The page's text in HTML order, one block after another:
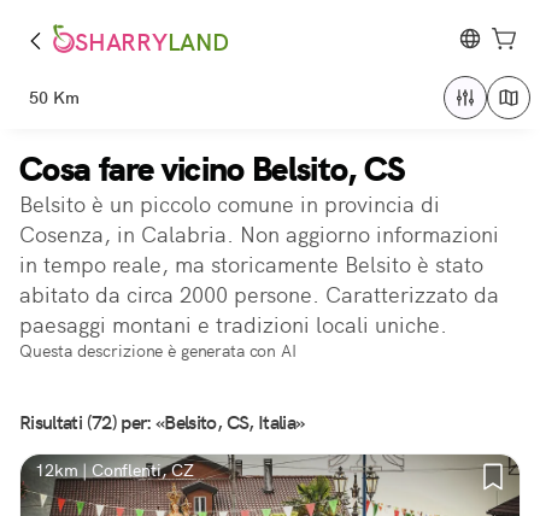
SHARRYLAND
50 Km
Cosa fare vicino Belsito, CS
Belsito è un piccolo comune in provincia di
Cosenza, in Calabria. Non aggiorno informazioni
in tempo reale, ma storicamente Belsito è stato
abitato da circa 2000 persone. Caratterizzato da
paesaggi montani e tradizioni locali uniche.
Questa descrizione è generata con AI
Risultati (72) per: «Belsito, CS, Italia»
12km | Conflenti, CZ